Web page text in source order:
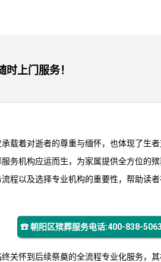
上门服务！
载着对逝者的尊重与缅怀，也体现了生
务机构应运而生，为家属提供全方位的
程以及选择专业机构的重要性，帮助读
☎ 朝阳区殡葬服务电话:400-838-5063
关怀到后续祭奠的全流程专业化服务，